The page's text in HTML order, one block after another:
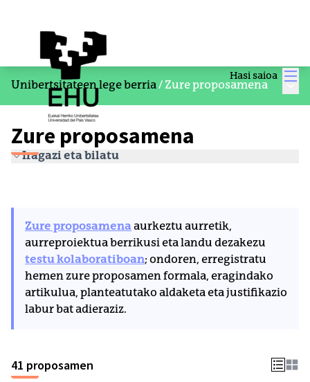
Hasi saioa
Unibertsitateen lege berria/ Zure proposamena
Zure proposamena
Iragazi eta bilatu
Zure proposamenaaurkeztu aurretik,
aurreproiektua berrikusi eta landu dezakezu
testu kolaboratiboan; ondoren, erregistratu
hemen zure proposamen formala, eragindako
artikulua, planteatutako aldaketa eta justifikazio
labur bat adieraziz.
41 proposamen